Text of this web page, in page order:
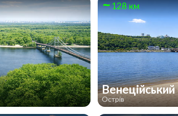
128 км
Венеційський
Острів